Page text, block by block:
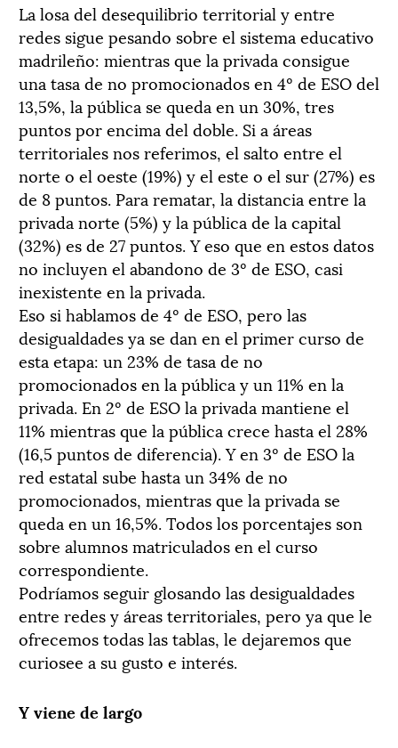
La losa del desequilibrio territorial y entre
redes sigue pesando sobre el sistema educativo
madrileño: mientras que la privada consigue
una tasa de no promocionados en 4º de ESO del
13,5%, la pública se queda en un 30%, tres
puntos por encima del doble. Si a áreas
territoriales nos referimos, el salto entre el
norte o el oeste (19%) y el este o el sur (27%) es
de 8 puntos. Para rematar, la distancia entre la
privada norte (5%) y la pública de la capital
(32%) es de 27 puntos. Y eso que en estos datos
no incluyen el abandono de 3º de ESO, casi
inexistente en la privada.
Eso si hablamos de 4º de ESO, pero las
desigualdades ya se dan en el primer curso de
esta etapa: un 23% de tasa de no
promocionados en la pública y un 11% en la
privada. En 2º de ESO la privada mantiene el
11% mientras que la pública crece hasta el 28%
(16,5 puntos de diferencia). Y en 3º de ESO la
red estatal sube hasta un 34% de no
promocionados, mientras que la privada se
queda en un 16,5%. Todos los porcentajes son
sobre alumnos matriculados en el curso
correspondiente.
Podríamos seguir glosando las desigualdades
entre redes y áreas territoriales, pero ya que le
ofrecemos todas las tablas, le dejaremos que
curiosee a su gusto e interés.
Y viene de largo